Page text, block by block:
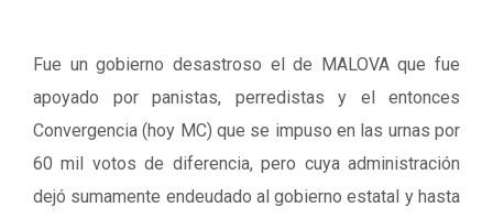
Fue un gobierno desastroso el de MALOVA que fue
apoyado por panistas, perredistas y el entonces
Convergencia (hoy MC) que se impuso en las urnas por
60 mil votos de diferencia, pero cuya administración
dejó sumamente endeudado al gobierno estatal y hasta